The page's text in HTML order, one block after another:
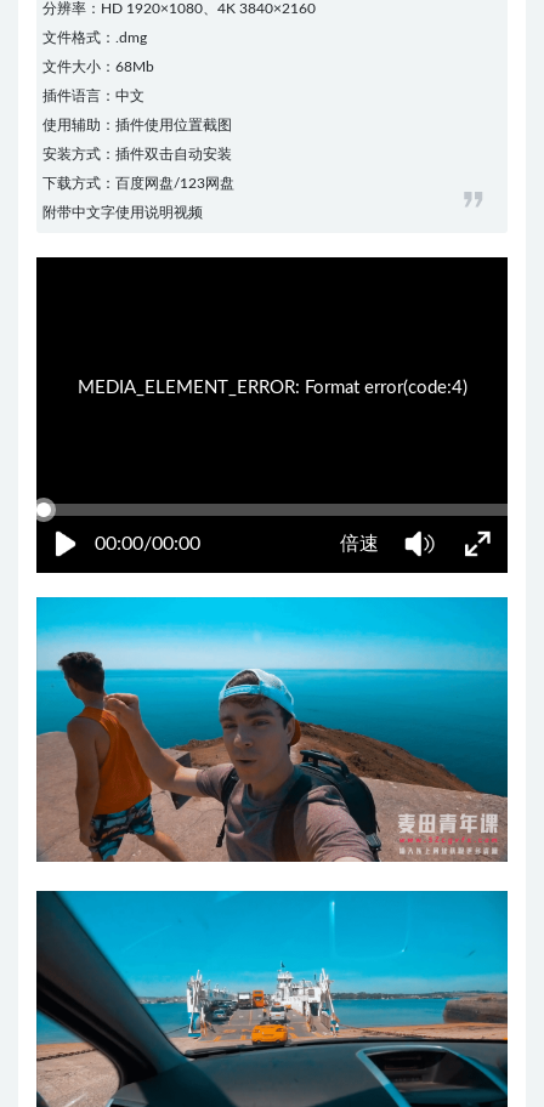
分辨率：HD 1920×1080、4K 3840×2160
文件格式：.dmg
文件大小：68Mb
插件语言：中文
使用辅助：插件使用位置截图
安装方式：插件双击自动安装
下载方式：百度网盘/123网盘
附带中文字使用说明视频
00:00/00:00 倍速
MEDIA_ELEMENT_ERROR: Format error(code:4)